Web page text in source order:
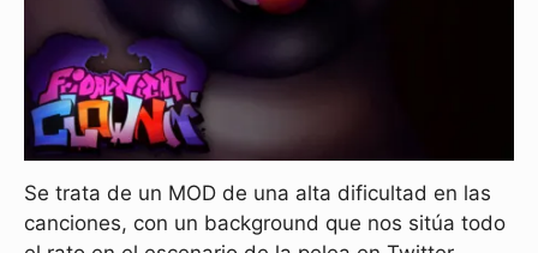
Se trata de un MOD de una alta dificultad en las
canciones, con un background que nos sitúa todo